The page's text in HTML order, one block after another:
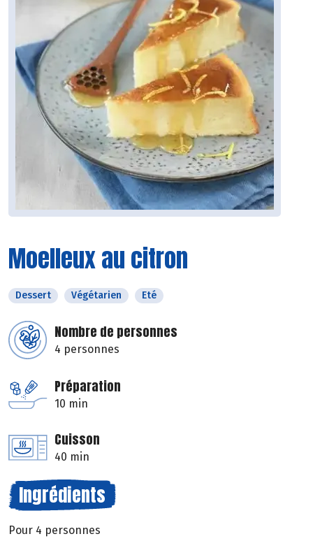
Moelleux au citron
Dessert Végétarien Eté
Nombre de personnes
4 personnes
Préparation
10 min
Cuisson
40 min
Ingrédients
Pour 4 personnes